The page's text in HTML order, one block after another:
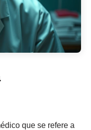
que se refere a